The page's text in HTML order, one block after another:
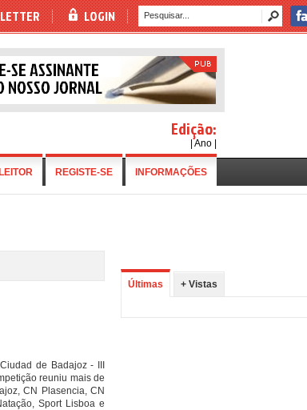
LOGIN
Edição:
| Ano |
REGISTE-SE INFORMAÇÕES
de Badajoz - III
reuniu mais de
CN Plasencia, CN
Sport Lisboa e
Últimas + Vistas